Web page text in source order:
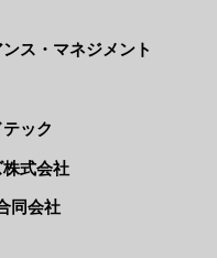
ス・マネジメント
ック
式会社
同会社